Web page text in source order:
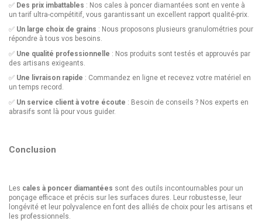
✅ Des prix imbattables : Nos cales à poncer diamantées sont en vente à
un tarif ultra-compétitif, vous garantissant un excellent rapport qualité-prix.
✅ Un large choix de grains : Nous proposons plusieurs granulométries pour
répondre à tous vos besoins.
✅ Une qualité professionnelle : Nos produits sont testés et approuvés par
des artisans exigeants.
✅ Une livraison rapide : Commandez en ligne et recevez votre matériel en
un temps record.
✅ Un service client à votre écoute : Besoin de conseils ? Nos experts en
abrasifs sont là pour vous guider.
Conclusion
Les cales à poncer diamantées sont des outils incontournables pour un
ponçage efficace et précis sur les surfaces dures. Leur robustesse, leur
longévité et leur polyvalence en font des alliés de choix pour les artisans et
les professionnels.